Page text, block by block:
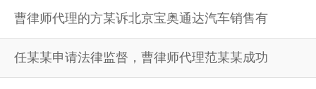
曹律师代理的方某诉北京宝奥通达汽车销售有
任某某申请法律监督，曹律师代理范某某成功